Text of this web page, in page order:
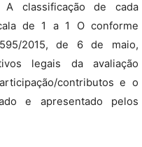
A classificação de cada
de 1 a 1 O conforme
2015, de 6 de maio,
legais da avaliação
contributos e o
e apresentado pelos